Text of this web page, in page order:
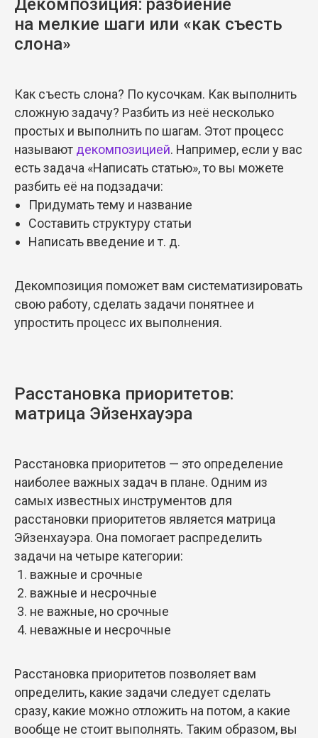
Декомпозиция: разбиение
на мелкие шаги или «как съесть
слона»
Как съесть слона? По кусочкам. Как выполнить
сложную задачу? Разбить из неё несколько
простых и выполнить по шагам. Этот процесс
называют декомпозицией. Например, если у вас
есть задача «Написать статью», то вы можете
разбить её на подзадачи:
Придумать тему и название
Составить структуру статьи
Написать введение и т. д.
Декомпозиция поможет вам систематизировать
свою работу, сделать задачи понятнее и
упростить процесс их выполнения.
Расстановка приоритетов:
матрица Эйзенхауэра
Расстановка приоритетов — это определение
наиболее важных задач в плане. Одним из
самых известных инструментов для
расстановки приоритетов является матрица
Эйзенхауэра. Она помогает распределить
задачи на четыре категории:
важные и срочные
важные и несрочные
не важные, но срочные
неважные и несрочные
Расстановка приоритетов позволяет вам
определить, какие задачи следует сделать
сразу, какие можно отложить на потом, а какие
вообще не стоит выполнять. Таким образом, вы